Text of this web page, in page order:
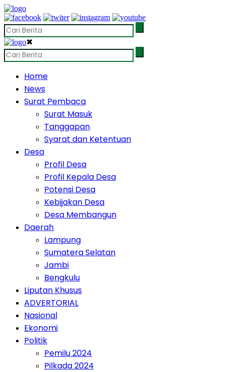
✖
Home
News
Surat Pembaca
Surat Masuk
Tanggapan
Syarat dan Ketentuan
Desa
Profil Desa
Profil Kepala Desa
Potensi Desa
Kebijakan Desa
Desa Membangun
Daerah
Lampung
Sumatera Selatan
Jambi
Bengkulu
Liputan Khusus
ADVERTORIAL
Nasional
Ekonomi
Politik
Pemilu 2024
Pilkada 2024